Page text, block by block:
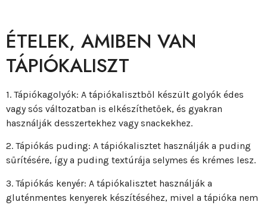
ÉTELEK, AMIBEN VAN
TÁPIÓKALISZT
1. Tápiókagolyók: A tápiókalisztből készült golyók édes
vagy sós változatban is elkészíthetőek, és gyakran
használják desszertekhez vagy snackekhez.
2. Tápiókás puding: A tápiókalisztet használják a puding
sűrítésére, így a puding textúrája selymes és krémes lesz.
3. Tápiókás kenyér: A tápiókalisztet használják a
gluténmentes kenyerek készítéséhez, mivel a tápióka nem